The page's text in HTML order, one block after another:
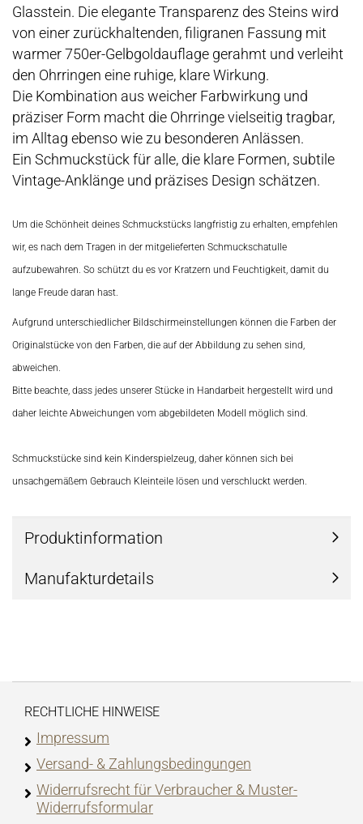
Glasstein. Die elegante Transparenz des Steins wird
von einer zurückhaltenden, filigranen Fassung mit
warmer 750er-Gelbgoldauflage gerahmt und verleiht
den Ohrringen eine ruhige, klare Wirkung.
Die Kombination aus weicher Farbwirkung und
präziser Form macht die Ohrringe vielseitig tragbar,
im Alltag ebenso wie zu besonderen Anlässen.
Ein Schmuckstück für alle, die klare Formen, subtile
Vintage-Anklänge und präzises Design schätzen.
Um die Schönheit deines Schmuckstücks langfristig zu erhalten, empfehlen
wir, es nach dem Tragen in der mitgelieferten Schmuckschatulle
aufzubewahren. So schützt du es vor Kratzern und Feuchtigkeit, damit du
lange Freude daran hast.
Aufgrund unterschiedlicher Bildschirmeinstellungen können die Farben der
Originalstücke von den Farben, die auf der Abbildung zu sehen sind,
abweichen.
Bitte beachte, dass jedes unserer Stücke in Handarbeit hergestellt wird und
daher leichte Abweichungen vom abgebildeten Modell möglich sind.
Schmuckstücke sind kein Kinderspielzeug, daher können sich bei
unsachgemäßem Gebrauch Kleinteile lösen und verschluckt werden.
Produktinformation
Manufakturdetails
RECHTLICHE HINWEISE
Impressum
Versand- & Zahlungsbedingungen
Widerrufsrecht für Verbraucher & Muster-
Widerrufsformular